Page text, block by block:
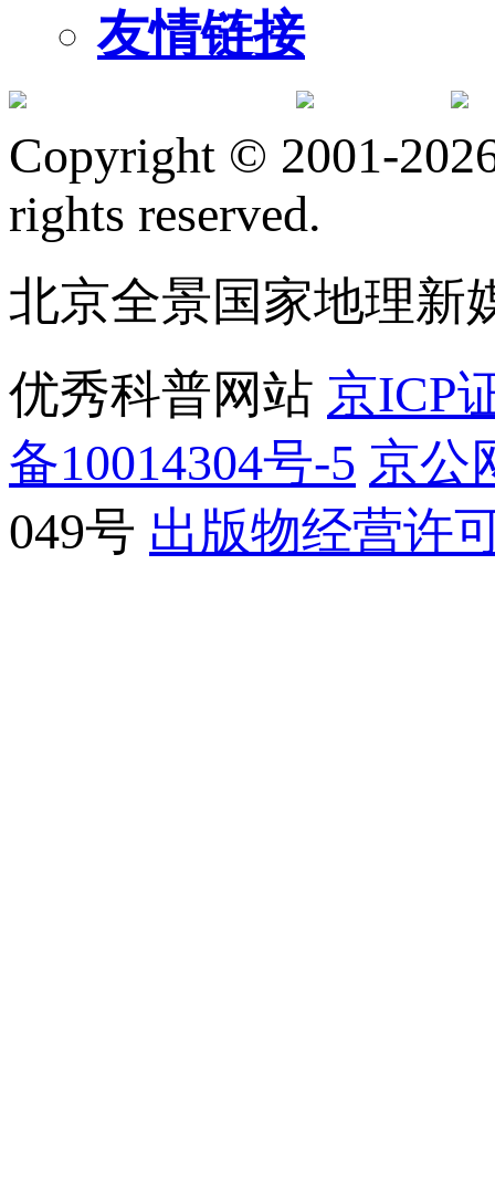
友情链接
Copyright © 2001-
rights reserved.
北京全景国家地理新
优秀科普网站 京ICP
备10014304号-5 京公
049号 出版物经营许